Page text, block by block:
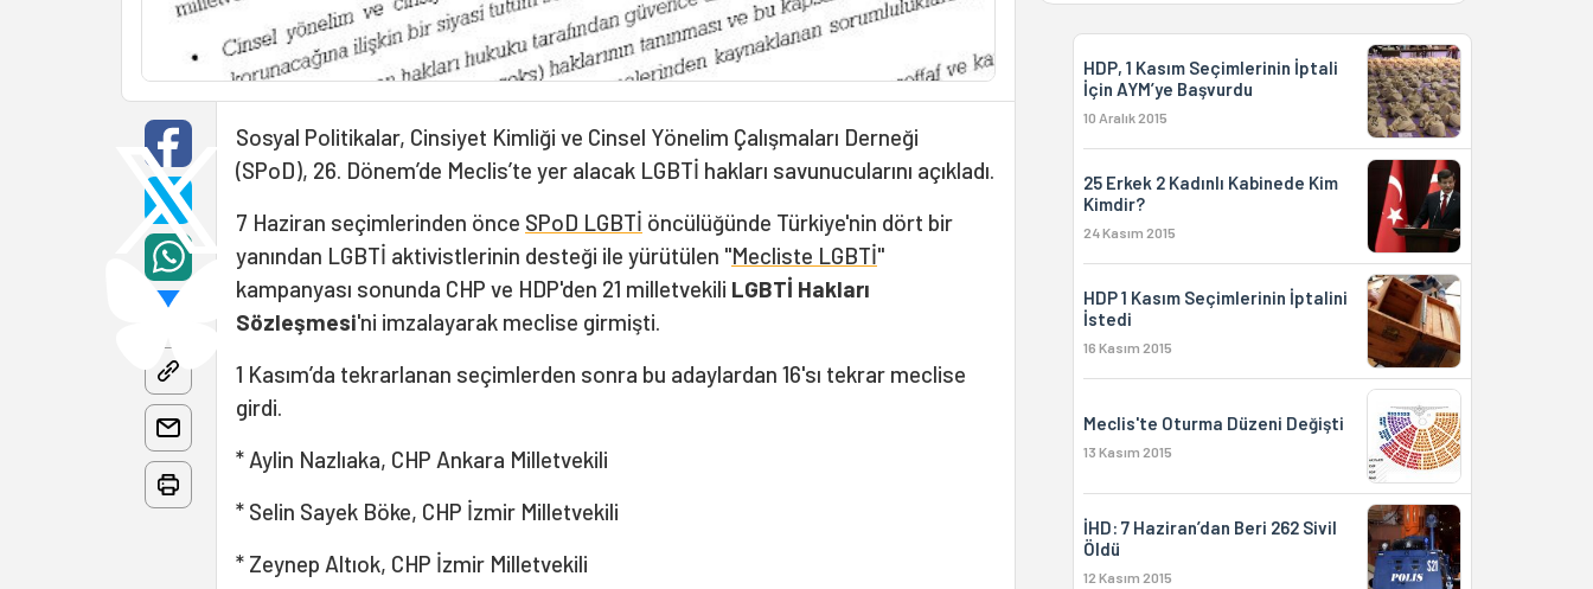
Sosyal Politikalar, Cinsiyet Kimliği ve Cinsel Yönelim Çalışmaları Derneği
(SPoD), 26. Dönem’de Meclis’te yer alacak LGBTİ hakları savunucularını açıkladı.
7 Haziran seçimlerinden önce SPoD LGBTİ öncülüğünde Türkiye'nin dört bir
yanından LGBTİ aktivistlerinin desteği ile yürütülen "Mecliste LGBTİ"
kampanyası sonunda CHP ve HDP'den 21 milletvekili LGBTİ Hakları
Sözleşmesi'ni imzalayarak meclise girmişti.
1 Kasım’da tekrarlanan seçimlerden sonra bu adaylardan 16'sı tekrar meclise
girdi.
* Aylin Nazlıaka, CHP Ankara Milletvekili
* Selin Sayek Böke, CHP İzmir Milletvekili
* Zeynep Altıok, CHP İzmir Milletvekili
HDP, 1 Kasım Seçimlerinin İptali
İçin AYM’ye Başvurdu
10 Aralık 2015
25 Erkek 2 Kadınlı Kabinede Kim
Kimdir?
24 Kasım 2015
HDP 1 Kasım Seçimlerinin İptalini
İstedi
16 Kasım 2015
Meclis'te Oturma Düzeni Değişti
13 Kasım 2015
İHD: 7 Haziran’dan Beri 262 Sivil
Öldü
12 Kasım 2015